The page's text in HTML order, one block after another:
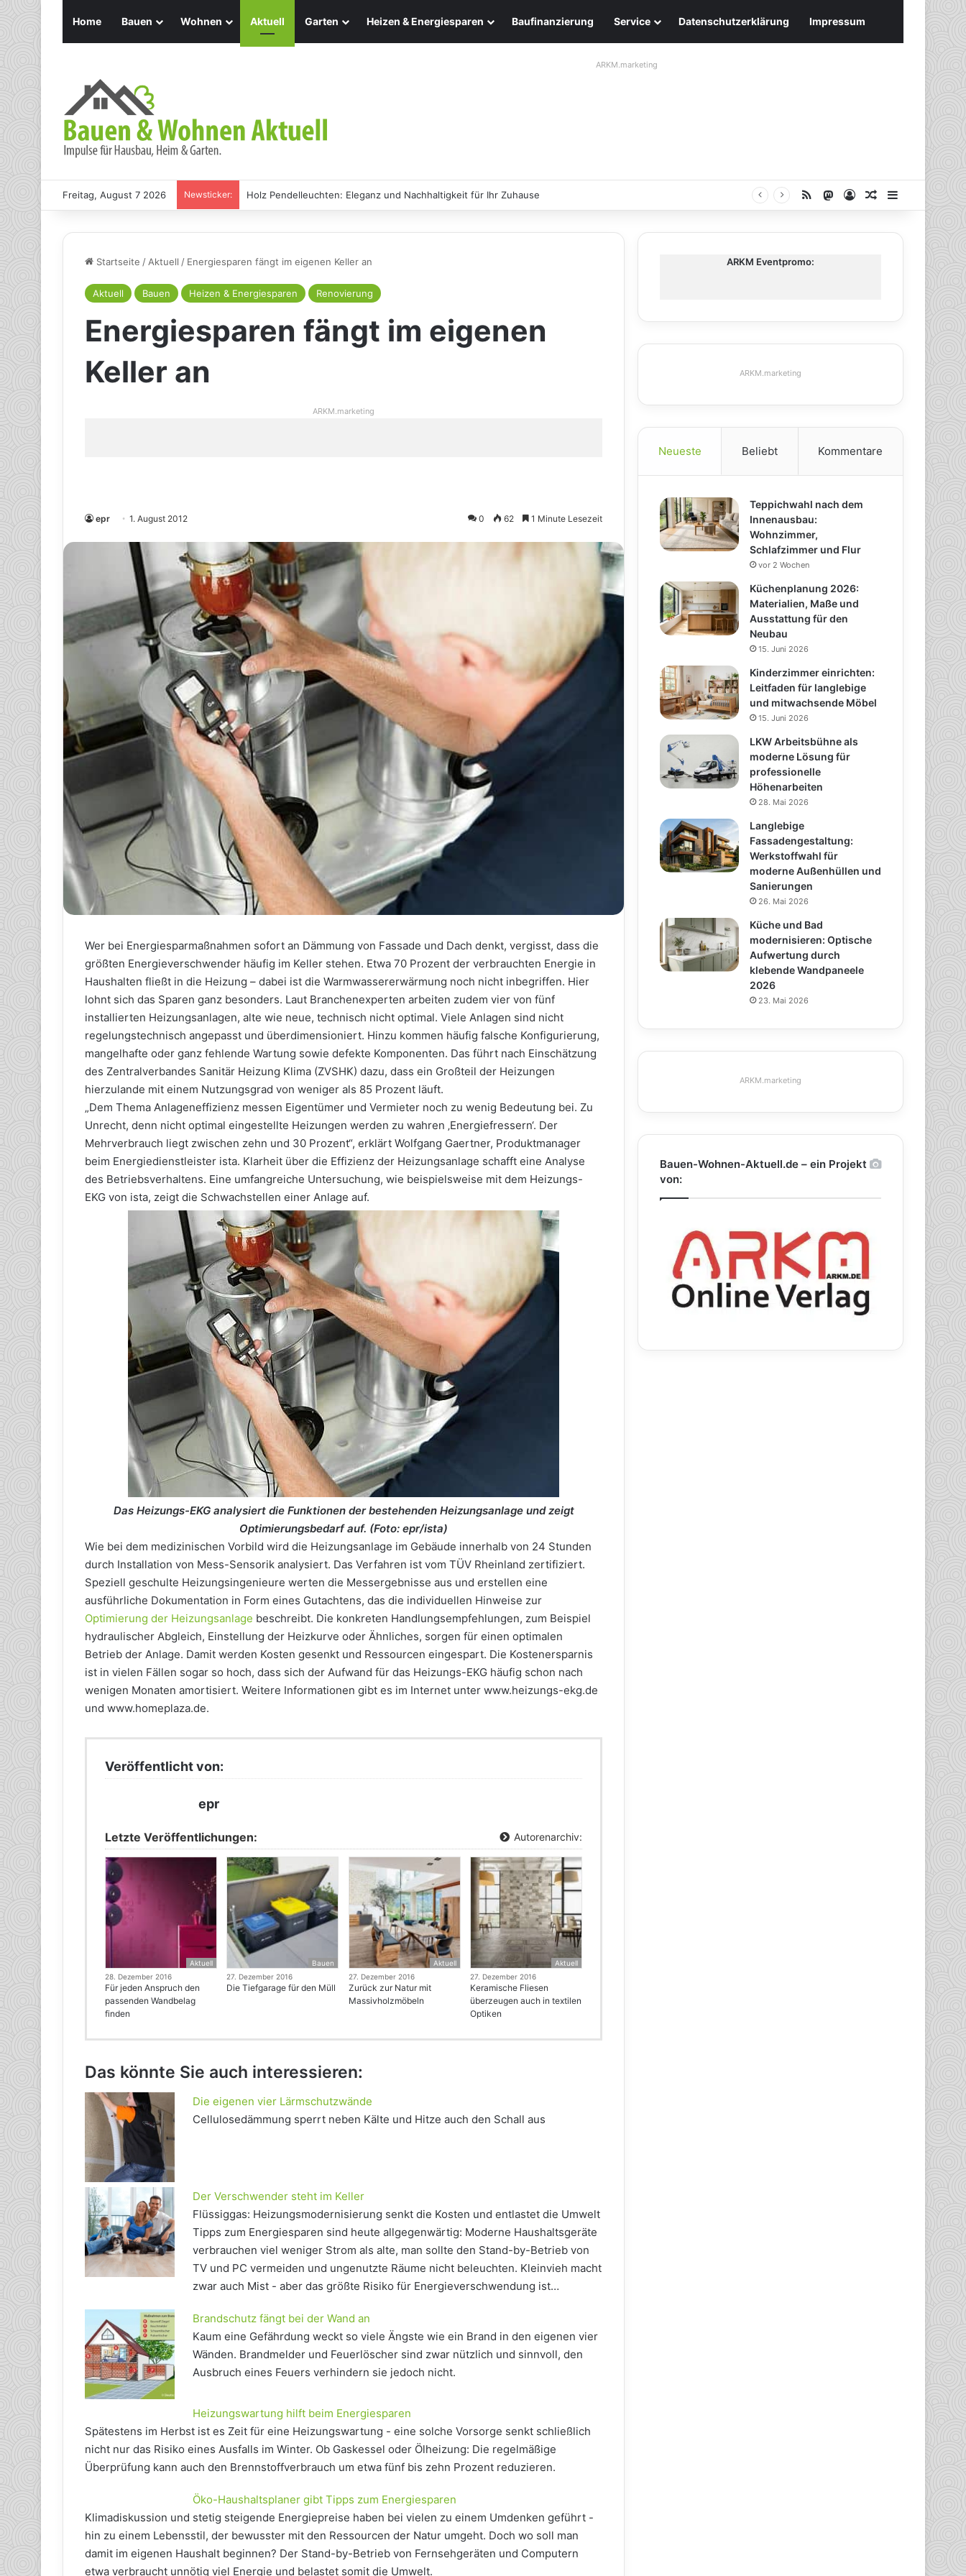
Home Bauen Wohnen Aktuell Garten Heizen & Energiesparen Baufinanzierung Service Datenschutzerklärung Impressum
ARKM.marketing
Freitag, August 7 2026 Newsticker: Wespennest: Effektive Methoden zur sicheren Entfernung RSS Mastodon
AnmeldenZufälliger
Startseite /Aktuell / Energiesparen fängt im eigenen Keller an
Aktuell Bauen Heizen & Energiesparen Renovierung
Energiesparen fängt im eigenen
Keller an
ARKM.marketing
epr 1. August 2012 0 62 1 Minute Lesezeit
Wer bei Energiesparmaßnahmen sofort an Dämmung von Fassade und Dach denkt, vergisst, dass die
größten Energieverschwender häufig im Keller stehen. Etwa 70 Prozent der verbrauchten Energie in
Haushalten fließt in die Heizung – dabei ist die Warmwassererwärmung noch nicht inbegriffen. Hier
lohnt sich das Sparen ganz besonders. Laut Branchenexperten arbeiten zudem vier von fünf
installierten Heizungsanlagen, alte wie neue, technisch nicht optimal. Viele Anlagen sind nicht
regelungstechnisch angepasst und überdimensioniert. Hinzu kommen häufig falsche Konfigurierung,
mangelhafte oder ganz fehlende Wartung sowie defekte Komponenten. Das führt nach Einschätzung
des Zentralverbandes Sanitär Heizung Klima (ZVSHK) dazu, dass ein Großteil der Heizungen
hierzulande mit einem Nutzungsgrad von weniger als 85 Prozent läuft.
„Dem Thema Anlageneffizienz messen Eigentümer und Vermieter noch zu wenig Bedeutung bei. Zu
Unrecht, denn nicht optimal eingestellte Heizungen werden zu wahren ‚Energiefressern‘. Der
Mehrverbrauch liegt zwischen zehn und 30 Prozent“, erklärt Wolfgang Gaertner, Produktmanager
beim Energiedienstleister ista. Klarheit über die Effizienz der Heizungsanlage schafft eine Analyse
des Betriebsverhaltens. Eine umfangreiche Untersuchung, wie beispielsweise mit dem Heizungs-
EKG von ista, zeigt die Schwachstellen einer Anlage auf.
Das Heizungs-EKG analysiert die Funktionen der bestehenden Heizungsanlage und zeigt
Optimierungsbedarf auf. (Foto: epr/ista)
Wie bei dem medizinischen Vorbild wird die Heizungsanlage im Gebäude innerhalb von 24 Stunden
durch Installation von Mess-Sensorik analysiert. Das Verfahren ist vom TÜV Rheinland zertifiziert.
Speziell geschulte Heizungsingenieure werten die Messergebnisse aus und erstellen eine
ausführliche Dokumentation in Form eines Gutachtens, das die individuellen Hinweise zur
Optimierung der Heizungsanlage beschreibt. Die konkreten Handlungsempfehlungen, zum Beispiel
hydraulischer Abgleich, Einstellung der Heizkurve oder Ähnliches, sorgen für einen optimalen
Betrieb der Anlage. Damit werden Kosten gesenkt und Ressourcen eingespart. Die Kostenersparnis
ist in vielen Fällen sogar so hoch, dass sich der Aufwand für das Heizungs-EKG häufig schon nach
wenigen Monaten amortisiert. Weitere Informationen gibt es im Internet unter www.heizungs-ekg.de
und www.homeplaza.de.
Veröffentlicht von:
epr
Letzte Veröffentlichungen: Autorenarchiv:
Aktuell
28. Dezember 2016
Für jeden Anspruch den
passenden Wandbelag
finden
Bauen
27. Dezember 2016
Die Tiefgarage für den Müll
Aktuell
27. Dezember 2016
Zurück zur Natur mit
Massivholzmöbeln
Aktuell
27. Dezember 2016
Keramische Fliesen
überzeugen auch in textilen
Optiken
Das könnte Sie auch interessieren:
Die eigenen vier Lärmschutzwände
Cellulosedämmung sperrt neben Kälte und Hitze auch den Schall aus
Der Verschwender steht im Keller
Flüssiggas: Heizungsmodernisierung senkt die Kosten und entlastet die Umwelt
Tipps zum Energiesparen sind heute allgegenwärtig: Moderne Haushaltsgeräte
verbrauchen viel weniger Strom als alte, man sollte den Stand-by-Betrieb von
TV und PC vermeiden und ungenutzte Räume nicht beleuchten. Kleinvieh macht
zwar auch Mist - aber das größte Risiko für Energieverschwendung ist…
Brandschutz fängt bei der Wand an
Kaum eine Gefährdung weckt so viele Ängste wie ein Brand in den eigenen vier
Wänden. Brandmelder und Feuerlöscher sind zwar nützlich und sinnvoll, den
Ausbruch eines Feuers verhindern sie jedoch nicht.
Heizungswartung hilft beim Energiesparen
Spätestens im Herbst ist es Zeit für eine Heizungswartung - eine solche Vorsorge senkt schließlich
nicht nur das Risiko eines Ausfalls im Winter. Ob Gaskessel oder Ölheizung: Die regelmäßige
Überprüfung kann auch den Brennstoffverbrauch um etwa fünf bis zehn Prozent reduzieren.
Öko-Haushaltsplaner gibt Tipps zum Energiesparen
Klimadiskussion und stetig steigende Energiepreise haben bei vielen zu einem Umdenken geführt -
hin zu einem Lebensstil, der bewusster mit den Ressourcen der Natur umgeht. Doch wo soll man
damit im eigenen Haushalt beginnen? Der Stand-by-Betrieb von Fernsehgeräten und Computern
etwa verbraucht unnötig viel Energie und belastet somit die Umwelt.
ARKM Eventpromo:
ARKM.marketing
Neueste Beliebt Kommentare
Teppichwahl nach dem
Innenausbau:
Wohnzimmer,
Schlafzimmer und Flur
vor 2 Wochen
Küchenplanung 2026:
Materialien, Maße und
Ausstattung für den
Neubau
15. Juni 2026
Kinderzimmer einrichten:
Leitfaden für langlebige
und mitwachsende Möbel
15. Juni 2026
LKW Arbeitsbühne als
moderne Lösung für
professionelle
Höhenarbeiten
28. Mai 2026
Langlebige
Fassadengestaltung:
Werkstoffwahl für
moderne Außenhüllen und
Sanierungen
26. Mai 2026
Küche und Bad
modernisieren: Optische
Aufwertung durch
klebende Wandpaneele
2026
23. Mai 2026
ARKM.marketing
Bauen-Wohnen-Aktuell.de – ein Projekt
von: